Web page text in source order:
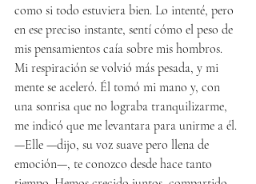
como si todo estuviera bien. Lo intenté, pero
en ese preciso instante, sentí cómo el peso de
mis pensamientos caía sobre mis hombros.
Mi respiración se volvió más pesada, y mi
mente se aceleró. Él tomó mi mano y, con
una sonrisa que no lograba tranquilizarme,
me indicó que me levantara para unirme a él.
—Elle —dijo, su voz suave pero llena de
emoción—, te conozco desde hace tanto